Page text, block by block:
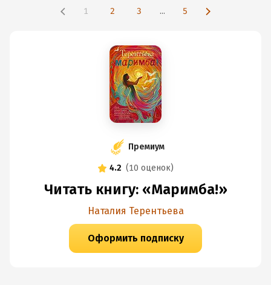
1 2 3 ... 5
Премиум
4.2 (10 оценок)
Читать книгу: «Маримба!»
Наталия Терентьева
Оформить подписку